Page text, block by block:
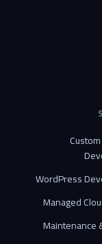
WordPress
Managed
Maintenance